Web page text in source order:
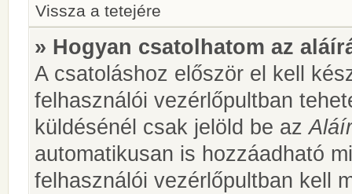
Vissza a tetejére
» Hogyan csatolhatom az
A csatoláshoz először el kell
felhasználói vezérlőpultban
küldésénél csak jelöld be az
automatikusan is hozzáadható
felhasználói vezérlőpultban kell